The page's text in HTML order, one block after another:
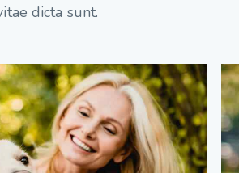
dicta sunt.